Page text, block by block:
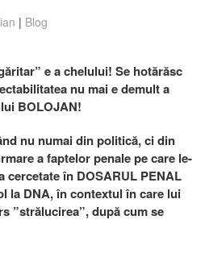
| Blog
e a chelului! Se hotărăsc
nu mai e demult a
BOLOJAN!
nu numai din politică, ci din
a faptelor penale pe care le-
cercetate în DOSARUL PENAL
la DNA, în contextul în care lui
”strălucirea”, după cum se